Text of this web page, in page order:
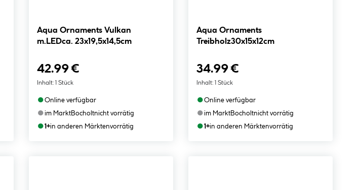
Aqua Ornaments Vulkan
m.LEDca. 23x19,5x14,5cm
42.99 €
Inhalt: 1 Stück
●Online verfügbar
●im MarktBocholtnicht vorrätig
●1+in anderen Märktenvorrätig
Aqua Ornaments
Treibholz30x15x12cm
34.99 €
Inhalt: 1 Stück
●Online verfügbar
●im MarktBocholtnicht vorrätig
●1+in anderen Märktenvorrätig